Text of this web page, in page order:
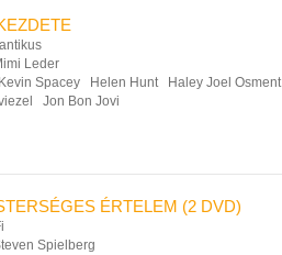
Leder
Kevin Spacey Helen Hunt Haley Joel Osment
Jon Bon Jovi
ÉRTELEM (2 DVD)
Spielberg